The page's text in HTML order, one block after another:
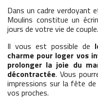
Dans un cadre verdoyant
Moulins constitue un
jours de votre vie de couple.
Il vous est possible de
charme pour loger vos
prolonger la joie du
décontractée. Vous
impressions sur la fête
vos proches.